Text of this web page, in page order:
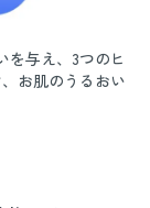
を与え、3つのヒ
お肌のうるおい